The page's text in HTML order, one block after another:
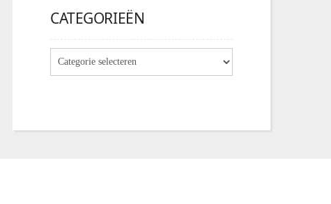
CATEGORIEËN